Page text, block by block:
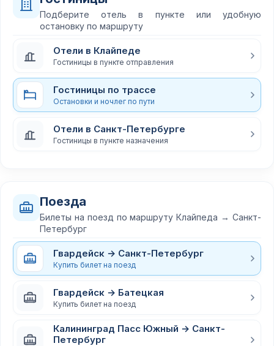
Подберите отель в пункте или удобную
остановку по маршруту
Отели в Клайпеде
Гостиницы в пункте отправления
Гостиницы по трассе
Остановки и ночлег по пути
Отели в Санкт-Петербурге
Гостиницы в пункте назначения
Поезда
Билеты на поезд по маршруту Клайпеда → Санкт-
Петербург
Гвардейск → Санкт-Петербург
Купить билет на поезд
Гвардейск → Батецкая
Купить билет на поезд
Калининград Пасс Южный → Санкт-
Петербург